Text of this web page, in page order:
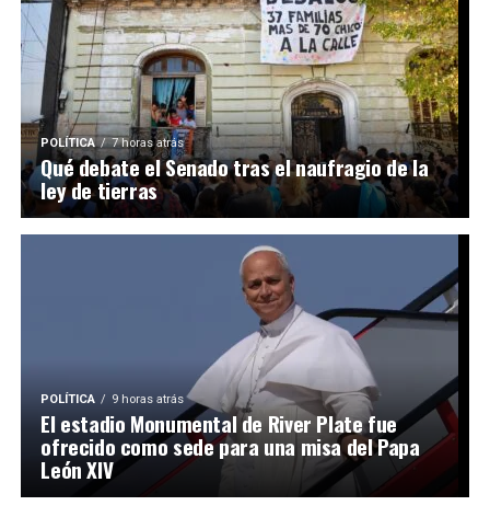
POLÍTICA 7 horas atrás
Qué debate el Senado tras el naufragio de la
ley de tierras
POLÍTICA 9 horas atrás
El estadio Monumental de River Plate fue
ofrecido como sede para una misa del Papa
León XIV